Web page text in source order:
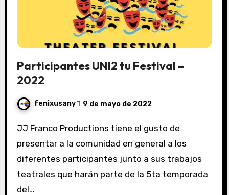
Participantes UNI2 tu Festival –
2022
fenixusany 9 de mayo de 2022
JJ Franco Productions tiene el gusto de
presentar a la comunidad en general a los
diferentes participantes junto a sus trabajos
teatrales que harán parte de la 5ta temporada
del…